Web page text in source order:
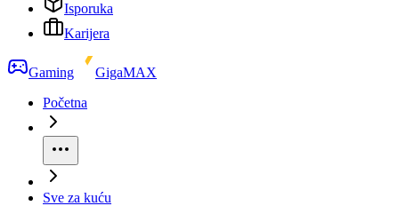
Isporuka
Karijera
Gaming
GigaMAX
Početna
Sve za kuću